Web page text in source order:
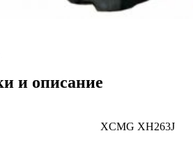
и описание
XCMG XH263J